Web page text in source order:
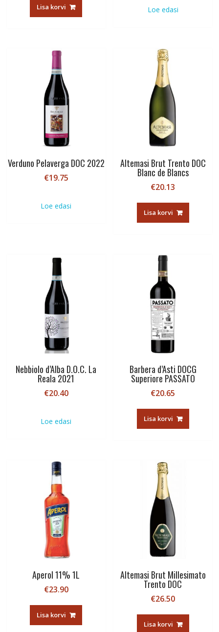
Lisa korvi Loe edasi
Verduno Pelaverga DOC 2022
€19.75
Loe edasi
Altemasi Brut Trento DOC
Blanc de Blancs
€20.13
Lisa korvi
Nebbiolo d’Alba D.O.C. La
Reala 2021
€20.40
Loe edasi
Barbera d’Asti DOCG
Superiore PASSATO
€20.65
Lisa korvi
Aperol 11% 1L
€23.90
Lisa korvi
Altemasi Brut Millesimato
Trento DOC
€26.50
Lisa korvi